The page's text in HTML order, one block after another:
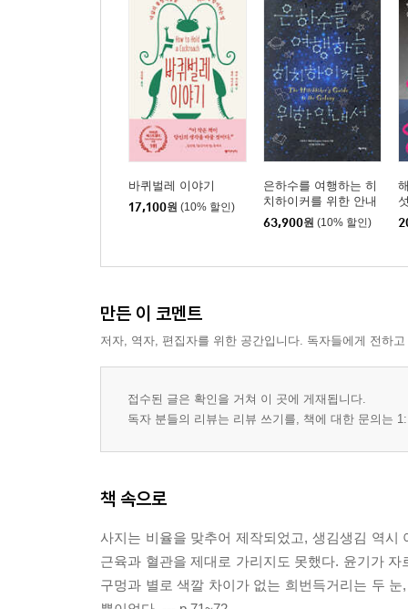
바퀴벌레 이야기
17,100원 (10% 할인)
은하수를 여행하는 히
치하이커를 위한 안내
서 합본
63,900원 (10% 할인)
만든 이 코멘트
저자, 역자, 편집자를 위한 공간입니다. 독자들에게 전하
접수된 글은 확인을 거쳐 이 곳에 게재됩니다.
독자 분들의 리뷰는 리뷰 쓰기를, 책에 대한 문의는
책 속으로
사지는 비율을 맞추어 제작되었고, 생김생김 역
근육과 혈관을 제대로 가리지도 못했다. 윤기가
구멍과 별로 색깔 차이가 없는 희번득거리는 두